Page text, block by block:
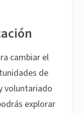
cambiar el
de
voluntariado
explorar